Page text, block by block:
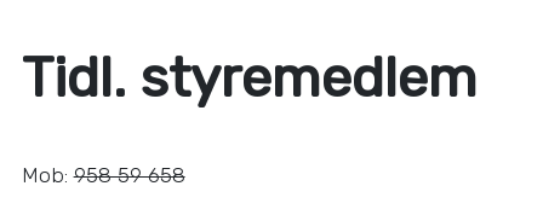
Tidl. styremedlem
Mob:958 59 658